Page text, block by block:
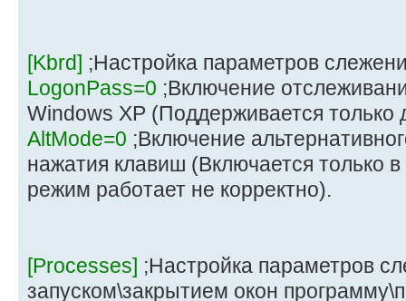
[Kbrd] ;Настройка параметров
LogonPass=0 ;Включение
Windows XP (Поддерживается только
AltMode=0 ;Включение
нажатия клавиш (Включается только в
режим работает не корректно).
[Processes] ;Настройка параметров
запуском\закрытием окон